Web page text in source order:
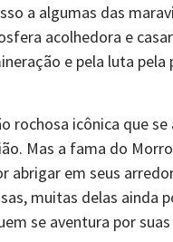
a algumas das
acolhedora e
e pela luta pela
icônica que se
Mas a fama do
abrigar em seus
muitas delas ainda
se aventura por